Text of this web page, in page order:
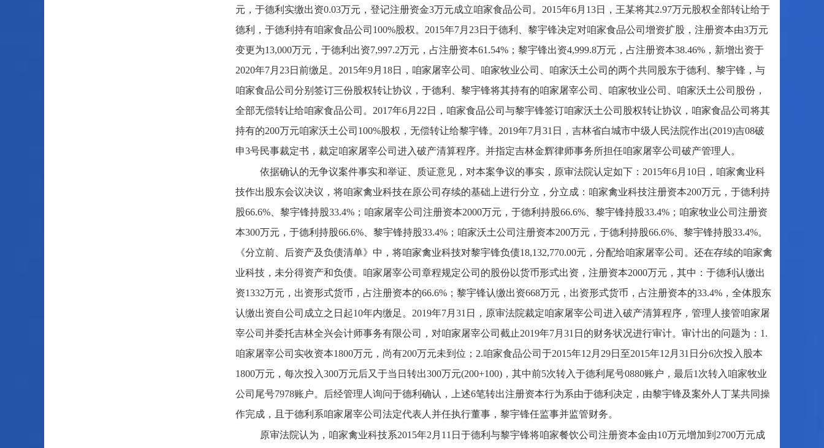
元，于德利实缴出资0.03万元，登记注册资金3万元成立咱家食品公司。2015年6月13日，王某将其2.97万元股权全部转让给于
德利，于德利持有咱家食品公司100%股权。2015年7月23日于德利、黎宇锋决定对咱家食品公司增资扩股，注册资本由3万元
变更为13,000万元，于德利出资7,997.2万元，占注册资本61.54%；黎宇锋出资4,999.8万元，占注册资本38.46%，新增出资于
2020年7月23日前缴足。2015年9月18日，咱家屠宰公司、咱家牧业公司、咱家沃土公司的两个共同股东于德利、黎宇锋，与
咱家食品公司分别签订三份股权转让协议，于德利、黎宇锋将其持有的咱家屠宰公司、咱家牧业公司、咱家沃土公司股份，
全部无偿转让给咱家食品公司。2017年6月22日，咱家食品公司与黎宇锋签订咱家沃土公司股权转让协议，咱家食品公司将其
持有的200万元咱家沃土公司100%股权，无偿转让给黎宇锋。2019年7月31日，吉林省白城市中级人民法院作出(2019)吉08破
申3号民事裁定书，裁定咱家屠宰公司进入破产清算程序。并指定吉林金辉律师事务所担任咱家屠宰公司破产管理人。
依据确认的无争议案件事实和举证、质证意见，对本案争议的事实，原审法院认定如下：2015年6月10日，咱家禽业科
技作出股东会议决议，将咱家禽业科技在原公司存续的基础上进行分立，分立成：咱家禽业科技注册资本200万元，于德利持
股66.6%、黎宇锋持股33.4%；咱家屠宰公司注册资本2000万元，于德利持股66.6%、黎宇锋持股33.4%；咱家牧业公司注册资
本300万元，于德利持股66.6%、黎宇锋持股33.4%；咱家沃土公司注册资本200万元，于德利持股66.6%、黎宇锋持股33.4%。
《分立前、后资产及负债清单》中，将咱家禽业科技对黎宇锋负债18,132,770.00元，分配给咱家屠宰公司。还在存续的咱家禽
业科技，未分得资产和负债。咱家屠宰公司章程规定公司的股份以货币形式出资，注册资本2000万元，其中：于德利认缴出
资1332万元，出资形式货币，占注册资本的66.6%；黎宇锋认缴出资668万元，出资形式货币，占注册资本的33.4%，全体股东
认缴出资自公司成立之日起10年内缴足。2019年7月31日，原审法院裁定咱家屠宰公司进入破产清算程序，管理人接管咱家屠
宰公司并委托吉林全兴会计师事务有限公司，对咱家屠宰公司截止2019年7月31日的财务状况进行审计。审计出的问题为：1.
咱家屠宰公司实收资本1800万元，尚有200万元未到位；2.咱家食品公司于2015年12月29日至2015年12月31日分6次投入股本
1800万元，每次投入300万元后又于当日转出300万元(200+100)，其中前5次转入于德利尾号0880账户，最后1次转入咱家牧业
公司尾号7978账户。后经管理人询问于德利确认，上述6笔转出注册资本行为系由于德利决定，由黎宇锋及案外人丁某共同操
作完成，且于德利系咱家屠宰公司法定代表人并任执行董事，黎宇锋任监事并监管财务。
原审法院认为，咱家禽业科技系2015年2月11日于德利与黎宇锋将咱家餐饮公司注册资本金由10万元增加到2700万元成